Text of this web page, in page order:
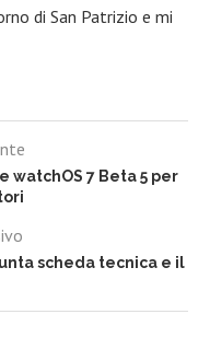
di San Patrizio e mi
watchOS 7 Beta 5 per
scheda tecnica e il